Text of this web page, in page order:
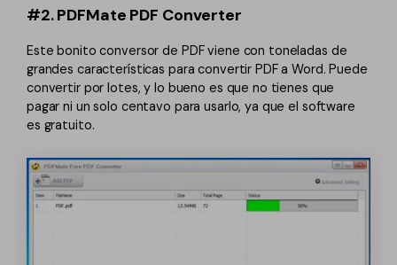
#2. PDFMate PDF Converter
Este bonito conversor de PDF viene con toneladas de
grandes características para convertir PDF a Word. Puede
convertir por lotes, y lo bueno es que no tienes que
pagar ni un solo centavo para usarlo, ya que el software
es gratuito.